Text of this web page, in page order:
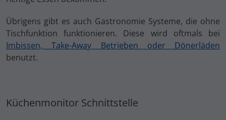
Übrigens gibt es auch Gastronomie Systeme, die ohne
Tischfunktion funktionieren. Diese wird oftmals bei
Imbissen, Take-Away Betrieben oder Dönerläden
benutzt.
Küchenmonitor Schnittstelle